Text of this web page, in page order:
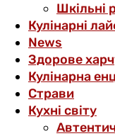
Шкільні
Кулінарні
News
Здорове
Кулінарна
Страви
Кухні світу